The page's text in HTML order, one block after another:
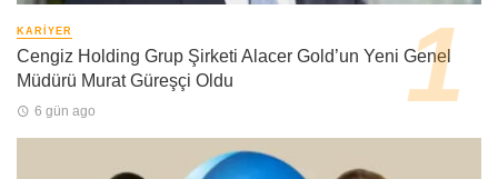
KARIYER
Cengiz Holding Grup Şirketi Alacer Gold’un Yeni Genel
Müdürü Murat Güreşçi Oldu
6 gün ago